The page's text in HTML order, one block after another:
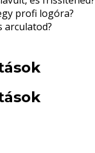
profi logóra?
arculatod?